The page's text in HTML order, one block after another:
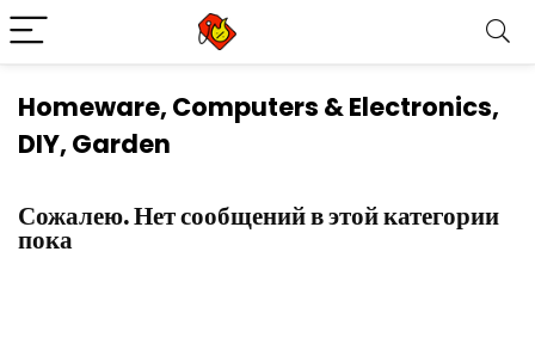
Homeware, Computers & Electronics,
DIY, Garden
Сожалею. Нет сообщений в этой категории
пока